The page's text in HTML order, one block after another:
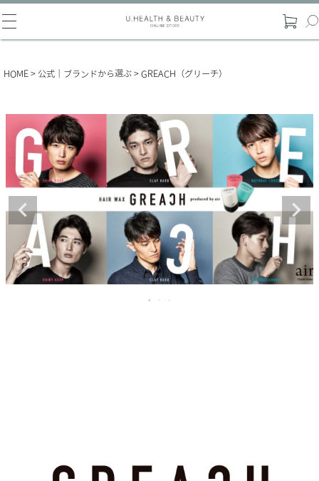
HOME 公式｜ブランドから選ぶ GREACH（グリーチ）